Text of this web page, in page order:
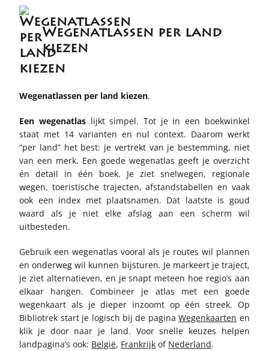
Wegenatlassen per land
kiezen
Wegenatlassen per land kiezen,
Een wegenatlas lijkt simpel. Tot je in een boekwinkel
staat met 14 varianten en nul context. Daarom werkt
“per land” het best: je vertrekt van je bestemming, niet
van een merk. Een goede wegenatlas geeft je overzicht
én detail in één boek. Je ziet snelwegen, regionale
wegen, toeristische trajecten, afstandstabellen en vaak
ook een index met plaatsnamen. Dat laatste is goud
waard als je niet elke afslag aan een scherm wil
uitbesteden.
Gebruik een wegenatlas vooral als je routes wil plannen
en onderweg wil kunnen bijsturen. Je markeert je traject,
je ziet alternatieven, en je snapt meteen hoe regio’s aan
elkaar hangen. Combineer je atlas met een goede
wegenkaart als je dieper inzoomt op één streek. Op
Bibliotrek start je logisch bij de paginaWegenkaarten en
klik je door naar je land. Voor snelle keuzes helpen
landpagina’s ook: België, Frankrijk of Nederland.